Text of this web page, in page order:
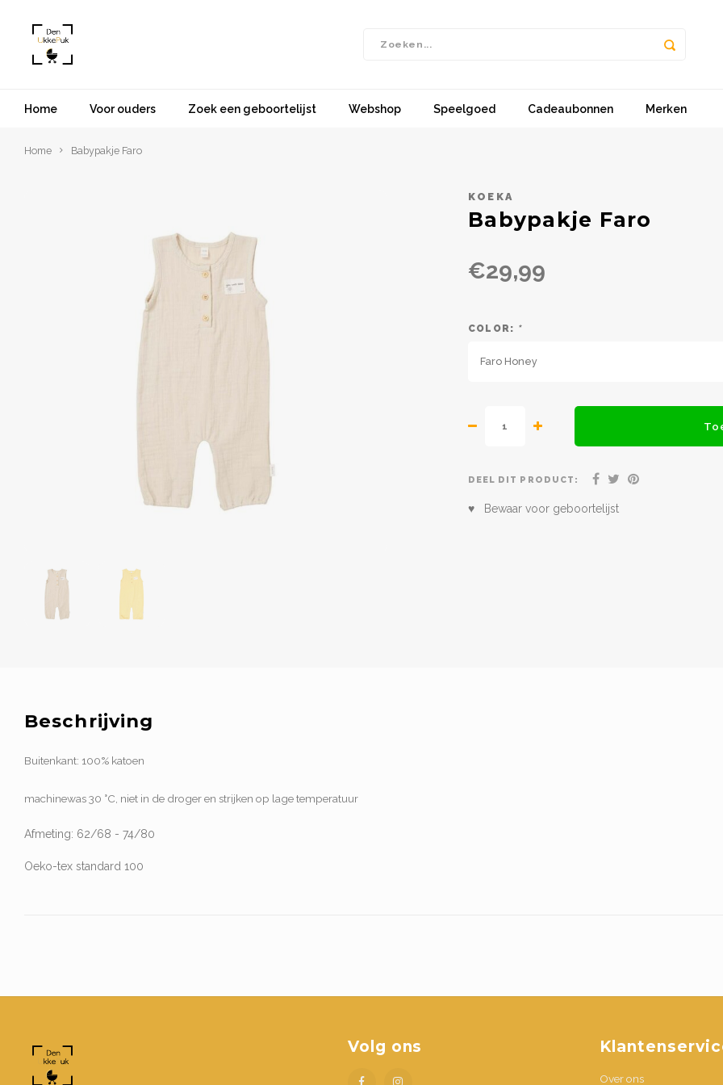
Home Voor ouders Zoek een geboortelijst Webshop Speelgoed Cadeaubonnen Merken
Home Babypakje Faro
KOEKA
Babypakje Faro
€29,99
COLOR: *
Faro Honey
DEEL DIT PRODUCT:
♥ Bewaar voor geboortelijst
Beschrijving
Buitenkant: 100% katoen
machinewas 30 °C, niet in de droger en strijken op lage temperatuur
Afmeting: 62/68 - 74/80
Oeko-tex standard 100
Volg ons
Over ons